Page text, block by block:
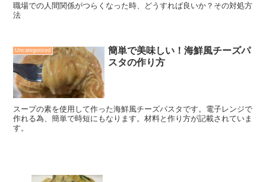
職場での人間関係がつらくなった時、どうすれば良いか？その対処方
法
Uncategorized
簡単で美味しい！海鮮風チーズパ
スタの作り方
スープの素を使用して作った海鮮風チーズパスタです。電子レンジで
作れる為、簡単で時短にもなります。材料と作り方が記載されていま
す。